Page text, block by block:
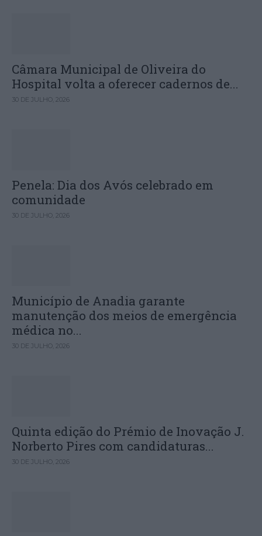
Câmara Municipal de Oliveira do
Hospital volta a oferecer cadernos de...
30 DE JULHO, 2026
Penela: Dia dos Avós celebrado em
comunidade
30 DE JULHO, 2026
Município de Anadia garante
manutenção dos meios de emergência
médica no...
30 DE JULHO, 2026
Quinta edição do Prémio de Inovação J.
Norberto Pires com candidaturas...
30 DE JULHO, 2026